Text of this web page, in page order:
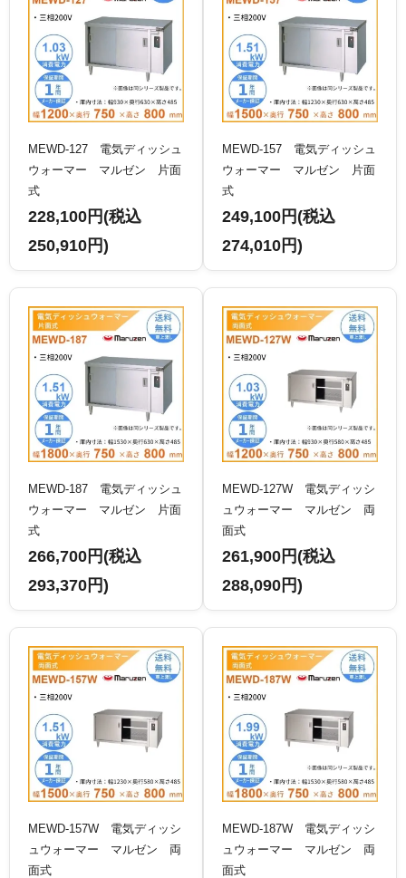
MEWD-127 電気ディッシュ
ウォーマー マルゼン 片面
式
228,100円(税込
250,910円)
MEWD-157 電気ディッシュ
ウォーマー マルゼン 片面
式
249,100円(税込
274,010円)
MEWD-187 電気ディッシュ
ウォーマー マルゼン 片面
式
266,700円(税込
293,370円)
MEWD-127W 電気ディッシ
ュウォーマー マルゼン 両
面式
261,900円(税込
288,090円)
MEWD-157W 電気ディッシ
ュウォーマー マルゼン 両
面式
MEWD-187W 電気ディッシ
ュウォーマー マルゼン 両
面式